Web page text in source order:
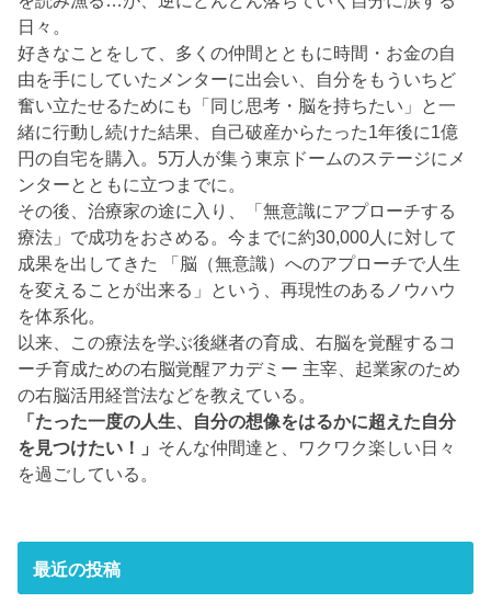
日々。
好きなことをして、多くの仲間とともに時間・お金の自
由を手にしていたメンターに出会い、自分をもういちど
奮い立たせるためにも「同じ思考・脳を持ちたい」と一
緒に行動し続けた結果、自己破産からたった1年後に1億
円の自宅を購入。5万人が集う東京ドームのステージにメ
ンターとともに立つまでに。
その後、治療家の途に入り、「無意識にアプローチする
療法」で成功をおさめる。今までに約30,000人に対して
成果を出してきた 「脳（無意識）へのアプローチで人生
を変えることが出来る」という、再現性のあるノウハウ
を体系化。
以来、この療法を学ぶ後継者の育成、右脳を覚醒するコ
ーチ育成ための右脳覚醒アカデミー 主宰、起業家のため
の右脳活用経営法などを教えている。
「たった一度の人生、自分の想像をはるかに超えた自分
を見つけたい！」 そんな仲間達と、ワクワク楽しい日々
を過ごしている。
最近の投稿